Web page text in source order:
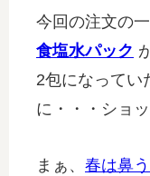
今回の注文の
食塩水パック
2包になってい
に・・・ショッ
まぁ、 春は鼻